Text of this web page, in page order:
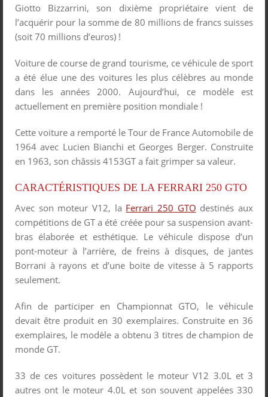
Giotto Bizzarrini, son dixième propriétaire vient de
l’acquérir pour la somme de 80 millions de francs suisses
(soit 70 millions d’euros) !
Voiture de course de grand tourisme, ce véhicule de sport
a été élue une des voitures les plus célèbres au monde
dans les années 2000. Aujourd’hui, ce modèle est
actuellement en première position mondiale !
Cette voiture a remporté le Tour de France Automobile de
1964 avec Lucien Bianchi et Georges Berger. Construite
en 1963, son châssis 4153GT a fait grimper sa valeur.
CARACTÉRISTIQUES DE LA FERRARI 250 GTO
Avec son moteur V12, la Ferrari 250 GTO destinés aux
compétitions de GT a été créée pour sa suspension avant-
bras élaborée et esthétique. Le véhicule dispose d’un
pont-moteur à l’arrière, de freins à disques, de jantes
Borrani à rayons et d’une boite de vitesse à 5 rapports
seulement.
Afin de participer en Championnat GTO, le véhicule
devait être produit en 30 exemplaires. Construite en 36
exemplaires, le modèle a obtenu 3 titres de champion de
monde GT.
33 de ces voitures possèdent le moteur V12 3.0L et 3
autres ont le moteur 4.0L et son souvent appelées 330